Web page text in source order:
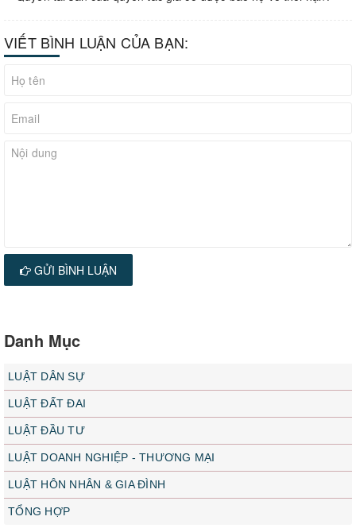
VIẾT BÌNH LUẬN CỦA BẠN:
GỬI BÌNH LUẬN
Danh Mục
LUẬT DÂN SỰ
LUẬT ĐẤT ĐAI
LUẬT ĐẦU TƯ
LUẬT DOANH NGHIỆP - THƯƠNG MẠI
LUẬT HÔN NHÂN & GIA ĐÌNH
TỔNG HỢP